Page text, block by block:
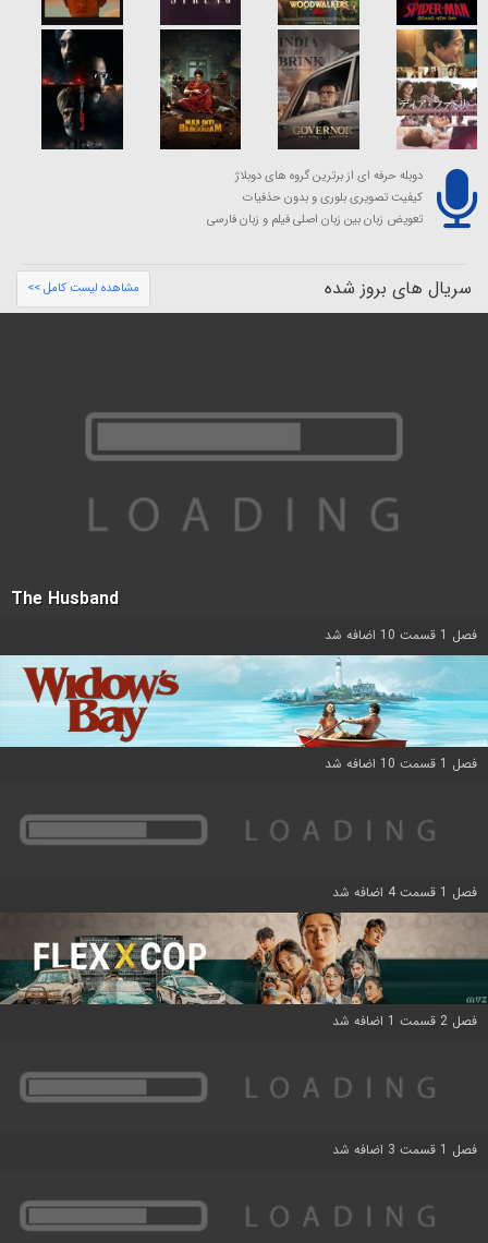
دوبله حرفه ای از برترین گروه های دوبلاژ
کیفیت تصویری بلوری و بدون حذفیات
تعویض زبان بین زبان اصلی فیلم و زبان فارسی
سریال های بروز شده مشاهده لیست کامل >>
The Husband
فصل 1 قسمت 10 اضافه شد
فصل 1 قسمت 10 اضافه شد
فصل 1 قسمت 4 اضافه شد
فصل 2 قسمت 1 اضافه شد
فصل 1 قسمت 3 اضافه شد